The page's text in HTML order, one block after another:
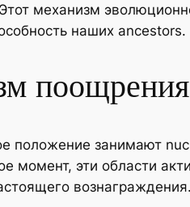
механизм
наших ancestors.
поощрения
положение занимают
момент, эти области
вознаграждения.